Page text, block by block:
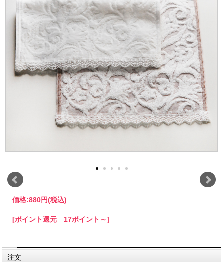
価格:880円(税込)
[ポイント還元 17ポイント～]
注文